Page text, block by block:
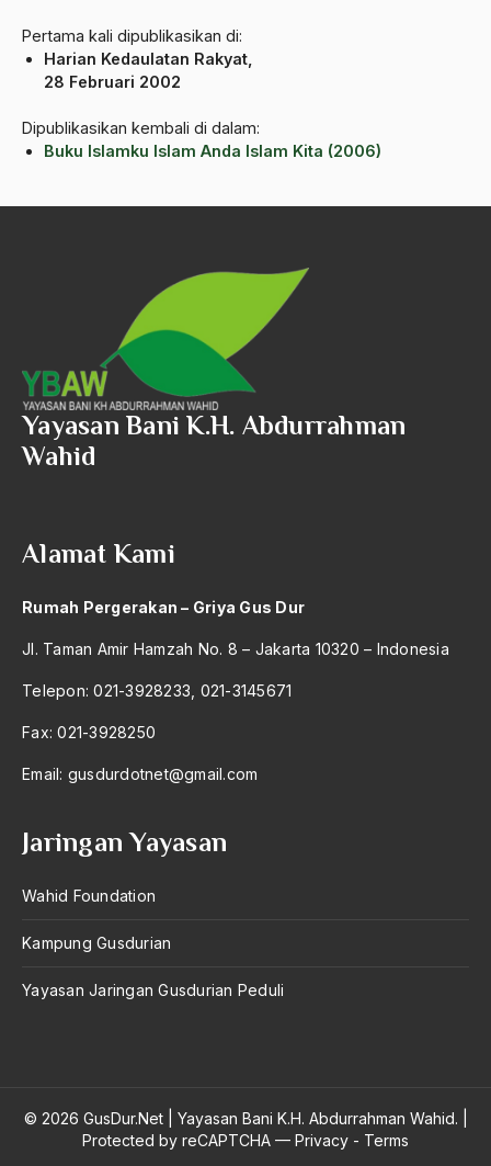
Pertama kali dipublikasikan di:
Harian Kedaulatan Rakyat,
28 Februari 2002
Dipublikasikan kembali di dalam:
Buku Islamku Islam Anda Islam Kita (2006)
Aliran AHmadiyah
Aliran Kepercayaan
Allah
Alternatif Politis
Alumni Sayid Al-Maliki
Alvin W. Gouldner
Amangkurat
Ambivalen
ambon
Amerika
amerika latin
amerika serikat
Amien Rais
Amir Syakib Arsalan
Amirn Rais
amrozi
Andi Mallarangeng
Andre Gide
Yayasan Bani K.H. Abdurrahman
Wahid
Alamat Kami
Rumah Pergerakan – Griya Gus Dur
Jl. Taman Amir Hamzah No. 8 – Jakarta 10320 – Indonesia
Telepon: 021-3928233, 021-3145671
Fax: 021-3928250
Email: gusdurdotnet@gmail.com
Jaringan Yayasan
Wahid Foundation
Kampung Gusdurian
Yayasan Jaringan Gusdurian Peduli
© 2026 GusDur.Net Yayasan Bani K.H. Abdurrahman Wahid.
Protected by reCAPTCHA — Privacy - Terms